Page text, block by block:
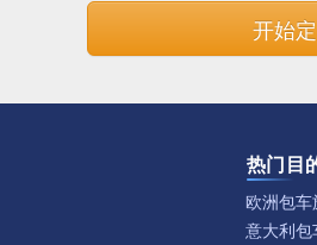
开始
热门目
欧洲包车
意大利包